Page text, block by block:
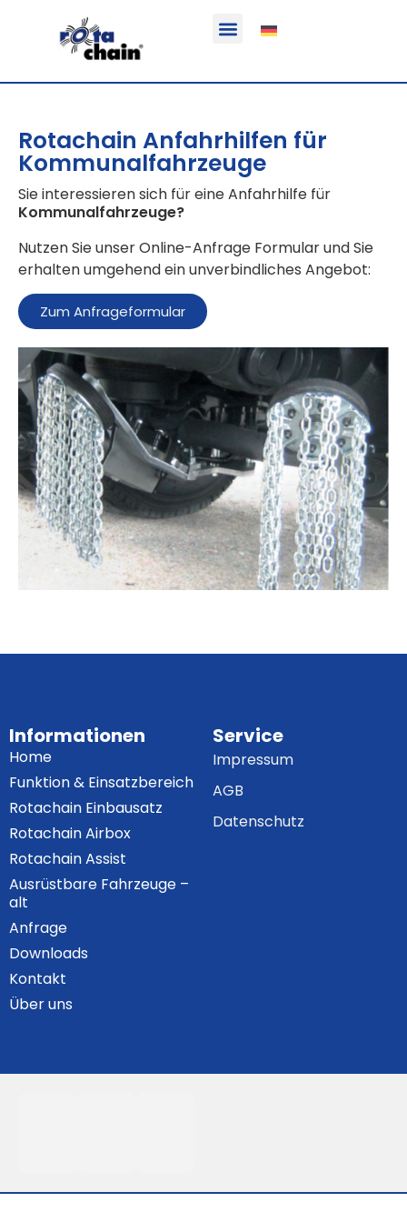
Rotachain Anfahrhilfen für
Kommunalfahrzeuge
Sie interessieren sich für eine Anfahrhilfe für
Kommunalfahrzeuge?
Nutzen Sie unser Online-Anfrage Formular und Sie
erhalten umgehend ein unverbindliches Angebot:
Zum Anfrageformular
Informationen
Home
Funktion & Einsatzbereich
Rotachain Einbausatz
Rotachain Airbox
Rotachain Assist
Ausrüstbare Fahrzeuge –
alt
Anfrage
Downloads
Kontakt
Über uns
Service
Impressum
AGB
Datenschutz